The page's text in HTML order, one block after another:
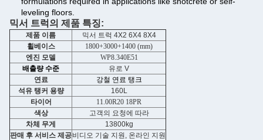
leveling floors.
믹서 트럭의 제품 특징:
제품 이름
믹서 트럭 4X2 6X4 8X4
휠베이스
1800+3000+1400 (mm)
엔진 모델
WP8.340E51
배출량 수준
유로 V
연료
강철 연료 탱크
석유 탱커 용량
160L
타이어
11.00R20 18PR
색상
고객의 요청에 따라
차체 무게
13800kg
판매 후 서비스 제공비디오 기술 지원, 온라인 지원